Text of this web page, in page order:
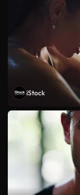
iStock